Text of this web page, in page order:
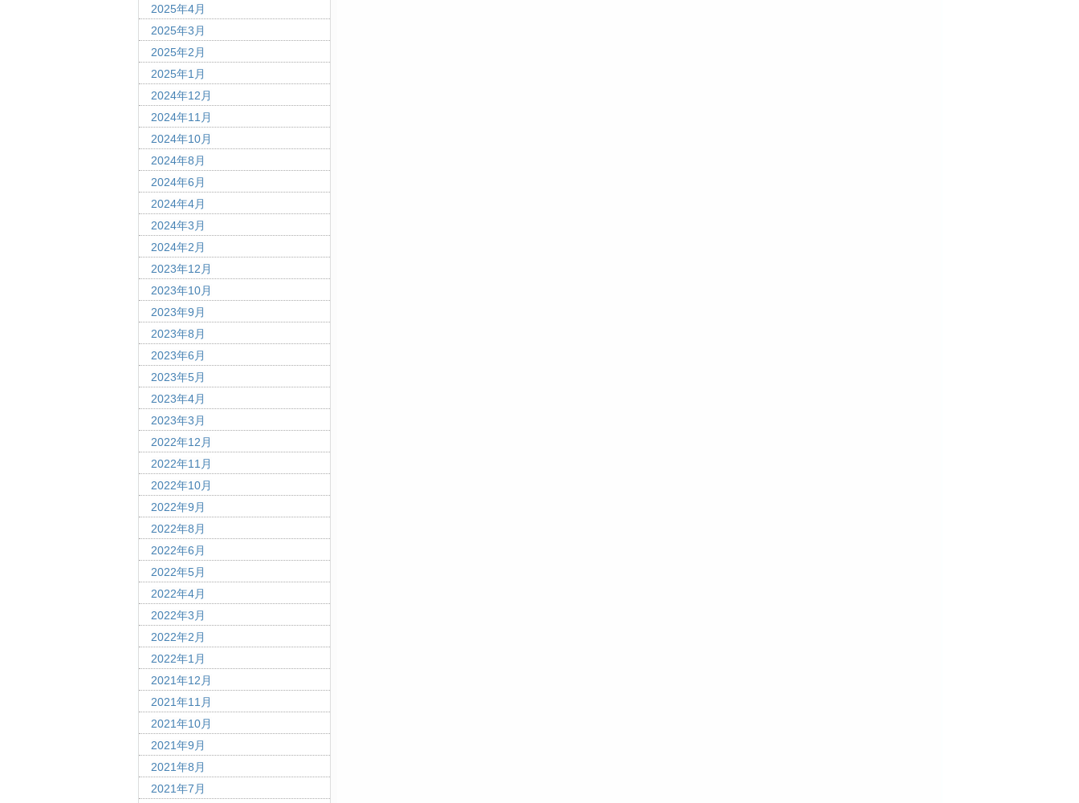
2025年4月
2025年3月
2025年2月
2025年1月
2024年12月
2024年11月
2024年10月
2024年8月
2024年6月
2024年4月
2024年3月
2024年2月
2023年12月
2023年10月
2023年9月
2023年8月
2023年6月
2023年5月
2023年4月
2023年3月
2022年12月
2022年11月
2022年10月
2022年9月
2022年8月
2022年6月
2022年5月
2022年4月
2022年3月
2022年2月
2022年1月
2021年12月
2021年11月
2021年10月
2021年9月
2021年8月
2021年7月